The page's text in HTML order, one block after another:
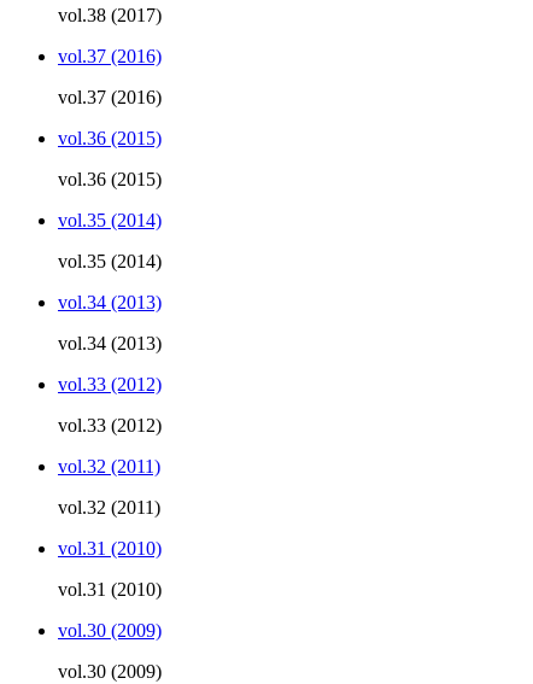
vol.38 (2017)
vol.37 (2016)
vol.37 (2016)
vol.36 (2015)
vol.36 (2015)
vol.35 (2014)
vol.35 (2014)
vol.34 (2013)
vol.34 (2013)
vol.33 (2012)
vol.33 (2012)
vol.32 (2011)
vol.32 (2011)
vol.31 (2010)
vol.31 (2010)
vol.30 (2009)
vol.30 (2009)